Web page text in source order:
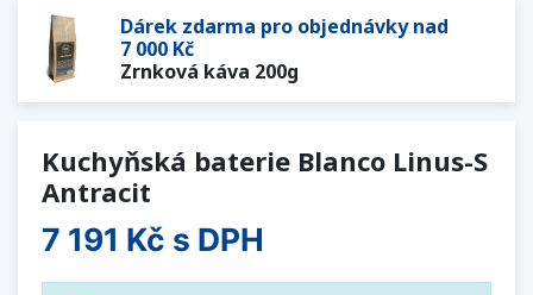
Dárek zdarma pro objednávky nad
7 000 Kč
Zrnková káva 200g
Kuchyňská baterie Blanco Linus-S
Antracit
7 191 Kč s DPH